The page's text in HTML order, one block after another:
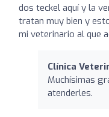
dos teckel aquí y la
tratan muy bien y
mi veterinario al que
Clínica
Muchísimas
atenderles.